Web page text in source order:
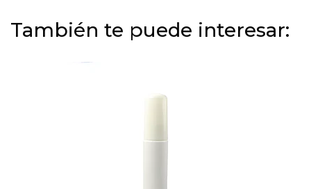
También te puede interesar: